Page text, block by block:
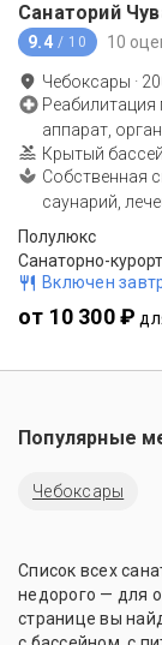
Санаторий
9.4 / 10 10
Чебоксары ·
Реабилитация
аппарат,
Крытый
Собственная
саунарий,
Полулюкс
Санаторно-
Включен
от 10 300 ₽
Популярные
Чебоксары
Список всех
недорого — для
странице вы